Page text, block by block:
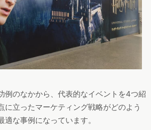
例のなかから、代表的なイベントを4つ紹
に立ったマーケティング戦略がどのよう
な事例になっています。